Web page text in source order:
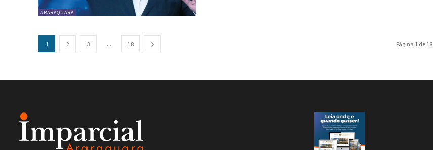
ARARAQUARA
1 2 3 ... 18 Página 1 de 18